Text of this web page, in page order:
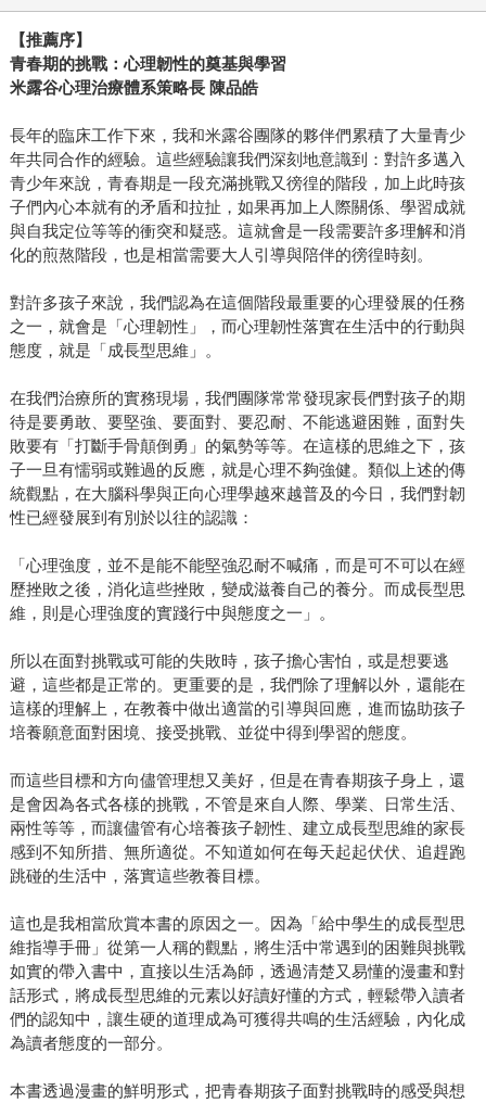
【推薦序】
青春期的挑戰：心理韌性的奠基與學習
米露谷心理治療體系策略長 陳品皓
長年的臨床工作下來，我和米露谷團隊的夥伴們累積了大量青少
年共同合作的經驗。這些經驗讓我們深刻地意識到：對許多邁入
青少年來說，青春期是一段充滿挑戰又徬徨的階段，加上此時孩
子們內心本就有的矛盾和拉扯，如果再加上人際關係、學習成就
與自我定位等等的衝突和疑惑。這就會是一段需要許多理解和消
化的煎熬階段，也是相當需要大人引導與陪伴的徬徨時刻。
對許多孩子來說，我們認為在這個階段最重要的心理發展的任務
之一，就會是「心理韌性」，而心理韌性落實在生活中的行動與
態度，就是「成長型思維」。
在我們治療所的實務現場，我們團隊常常發現家長們對孩子的期
待是要勇敢、要堅強、要面對、要忍耐、不能逃避困難，面對失
敗要有「打斷手骨顛倒勇」的氣勢等等。在這樣的思維之下，孩
子一旦有懦弱或難過的反應，就是心理不夠強健。類似上述的傳
統觀點，在大腦科學與正向心理學越來越普及的今日，我們對韌
性已經發展到有別於以往的認識：
「心理強度，並不是能不能堅強忍耐不喊痛，而是可不可以在經
歷挫敗之後，消化這些挫敗，變成滋養自己的養分。而成長型思
維，則是心理強度的實踐行中與態度之一」。
所以在面對挑戰或可能的失敗時，孩子擔心害怕，或是想要逃
避，這些都是正常的。更重要的是，我們除了理解以外，還能在
這樣的理解上，在教養中做出適當的引導與回應，進而協助孩子
培養願意面對困境、接受挑戰、並從中得到學習的態度。
而這些目標和方向儘管理想又美好，但是在青春期孩子身上，還
是會因為各式各樣的挑戰，不管是來自人際、學業、日常生活、
兩性等等，而讓儘管有心培養孩子韌性、建立成長型思維的家長
感到不知所措、無所適從。不知道如何在每天起起伏伏、追趕跑
跳碰的生活中，落實這些教養目標。
這也是我相當欣賞本書的原因之一。因為「給中學生的成長型思
維指導手冊」從第一人稱的觀點，將生活中常遇到的困難與挑戰
如實的帶入書中，直接以生活為師，透過清楚又易懂的漫畫和對
話形式，將成長型思維的元素以好讀好懂的方式，輕鬆帶入讀者
們的認知中，讓生硬的道理成為可獲得共鳴的生活經驗，內化成
為讀者態度的一部分。
本書透過漫畫的鮮明形式，把青春期孩子面對挑戰時的感受與想